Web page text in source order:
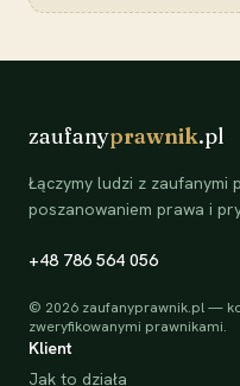
zaufanyprawnik.pl
Łączymy ludzi z
poszanowaniem prawa i
+48 786 564 056
© 2026 zaufanyprawnik.pl —
zweryfikowanymi prawnikami.
Klient
Jak to działa